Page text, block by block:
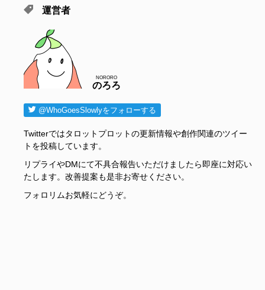
運営者
のろろ
NORORO
@WhoGoesSlowlyをフォローする
Twitterではタロットプロットの更新情報や創作関連のツイー
トを投稿しています。
リプライやDMにて不具合報告いただけましたら即座に対応い
たします。改善提案も是非お寄せください。
フォロリムお気軽にどうぞ。